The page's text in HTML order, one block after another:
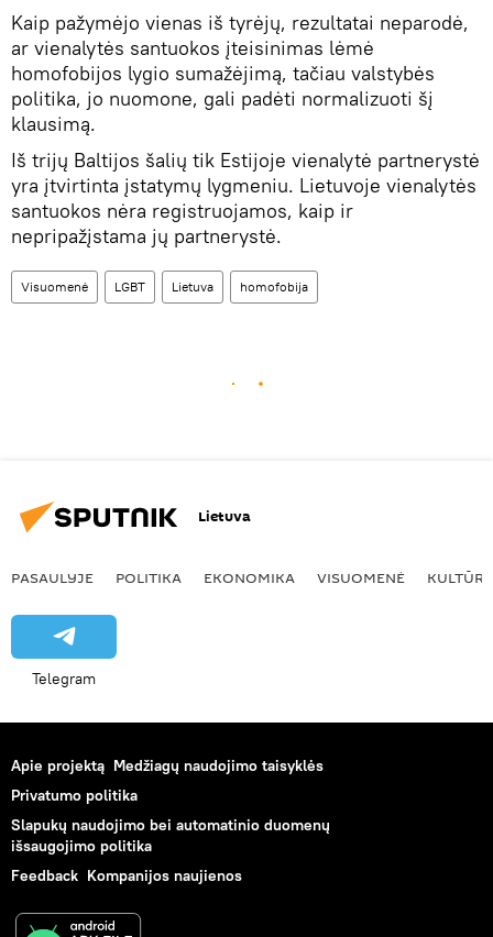
Kaip pažymėjo vienas iš tyrėjų, rezultatai neparodė,
ar vienalytės santuokos įteisinimas lėmė
homofobijos lygio sumažėjimą, tačiau valstybės
politika, jo nuomone, gali padėti normalizuoti šį
klausimą.
Iš trijų Baltijos šalių tik Estijoje vienalytė partnerystė
yra įtvirtinta įstatymų lygmeniu. Lietuvoje vienalytės
santuokos nėra registruojamos, kaip ir
nepripažįstama jų partnerystė.
Visuomenė LGBT Lietuva homofobija
Lietuva
PASAULYJE POLITIKA EKONOMIKA VISUOMENĖ KULTŪRA
Telegram
Apie projektą Medžiagų naudojimo taisyklės
Privatumo politika
Slapukų naudojimo bei automatinio duomenų
išsaugojimo politika
Feedback Kompanijos naujienos